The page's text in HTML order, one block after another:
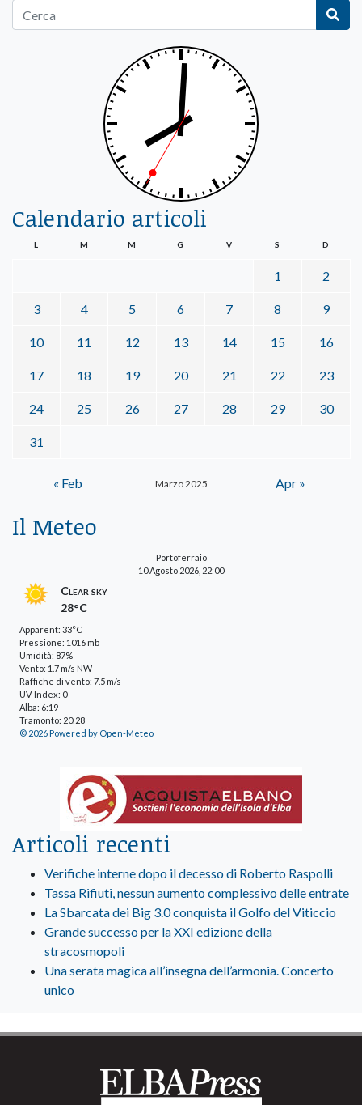
Calendario articoli
Marzo 2025
L M M G V S D
1 2
3 4 5 6 7 8 9
10 11 12 13 14 15 16
17 18 19 20 21 22 23
24 25 26 27 28 29 30
31
« Feb Apr »
Il Meteo
Portoferraio
10 Agosto 2026, 22:00
Clear sky
28°C
Apparent: 33°C
Pressione: 1016 mb
Umidità: 87%
Vento: 1.7 m/s NW
Raffiche di vento: 7.5 m/s
UV-Index: 0
Alba: 6:19
Tramonto: 20:28
© 2026 Powered by Open-Meteo
Articoli recenti
Verifiche interne dopo il decesso di Roberto Raspolli
Tassa Rifiuti, nessun aumento complessivo delle entrate
La Sbarcata dei Big 3.0 conquista il Golfo del Viticcio
Grande successo per la XXI edizione della
stracosmopoli
Una serata magica all’insegna dell’armonia. Concerto
unico